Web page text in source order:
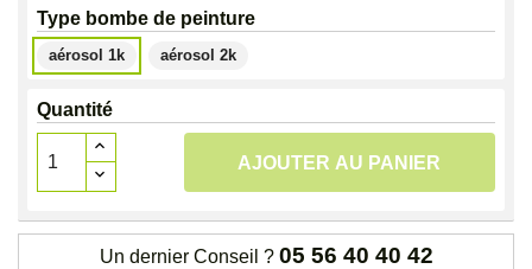
Type bombe de peinture
aérosol 1k aérosol 2k
Quantité
AJOUTER AU PANIER
Un dernier Conseil ? 05 56 40 40 42